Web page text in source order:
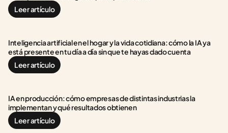
Leer artículo
Inteligencia artificial en el hogar y la vida cotidiana: cómo la IA ya
está presente en tu día a día sin que te hayas dado cuenta
Leer artículo
IA en producción: cómo empresas de distintas industrias la
implementan y qué resultados obtienen
Leer artículo